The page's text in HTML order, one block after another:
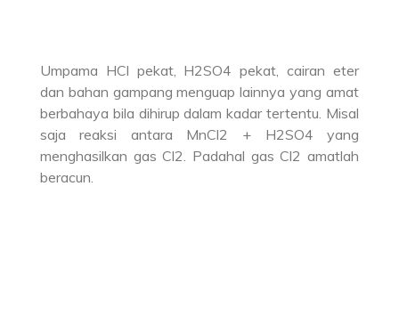
Umpama HCl pekat, H2SO4 pekat, cairan eter
dan bahan gampang menguap lainnya yang amat
berbahaya bila dihirup dalam kadar tertentu. Misal
saja reaksi antara MnCl2 + H2SO4 yang
menghasilkan gas Cl2. Padahal gas Cl2 amatlah
beracun.